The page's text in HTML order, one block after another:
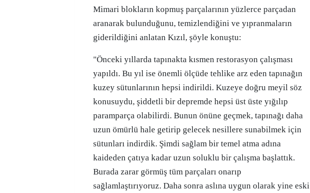
Mimari blokların kopmuş parçalarının yüzlerce parçadan
aranarak bulunduğunu, temizlendiğini ve yıpranmaların
giderildiğini anlatan Kızıl, şöyle konuştu:
"Önceki yıllarda tapınakta kısmen restorasyon çalışması
yapıldı. Bu yıl ise önemli ölçüde tehlike arz eden tapınağın
kuzey sütunlarının hepsi indirildi. Kuzeye doğru meyil söz
konusuydu, şiddetli bir depremde hepsi üst üste yığılıp
paramparça olabilirdi. Bunun önüne geçmek, tapınağı daha
uzun ömürlü hale getirip gelecek nesillere sunabilmek için
sütunları indirdik. Şimdi sağlam bir temel atma adına
kaideden çatıya kadar uzun soluklu bir çalışma başlattık.
Burada zarar görmüş tüm parçaları onarıp
sağlamlaştırıyoruz. Daha sonra aslına uygun olarak yine eski